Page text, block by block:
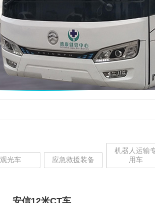
观光车 应急救援装备
机器人运输
用车
安信12米CT车